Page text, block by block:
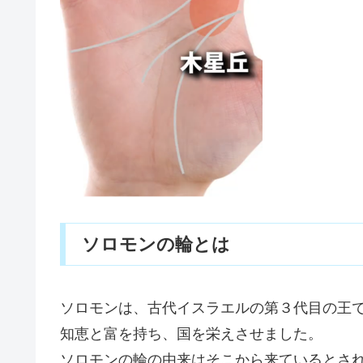
ソロモンの輪とは
ソロモンは、古代イスラエルの第３代目の王で
知恵と富を持ち、国を栄えさせました。